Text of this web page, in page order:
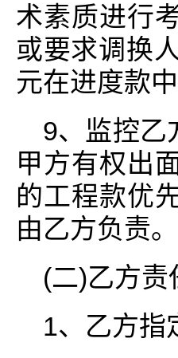
术素质进行
或要求调换
元在进度款
9、监控乙
甲方有权出
的工程款优
由乙方负责。
(二)乙方责
1、乙方指